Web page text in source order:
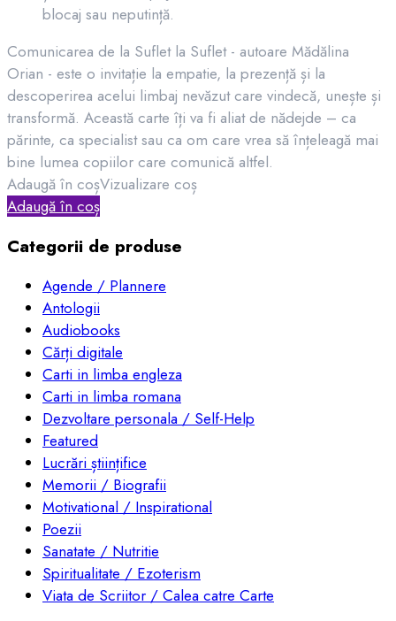
blocaj sau neputință.
Comunicarea de la Suflet la Suflet - autoare Mădălina
Orian - este o invitație la empatie, la prezență și la
descoperirea acelui limbaj nevăzut care vindecă, unește și
transformă. Această carte îți va fi aliat de nădejde – ca
părinte, ca specialist sau ca om care vrea să înțeleagă mai
bine lumea copiilor care comunică altfel.
Adaugă în coșVizualizare coș
Adaugă în coș
Categorii de produse
Agende / Plannere
Antologii
Audiobooks
Cărți digitale
Carti in limba engleza
Carti in limba romana
Dezvoltare personala / Self-Help
Featured
Lucrări științifice
Memorii / Biografii
Motivational / Inspirational
Poezii
Sanatate / Nutritie
Spiritualitate / Ezoterism
Viata de Scriitor / Calea catre Carte